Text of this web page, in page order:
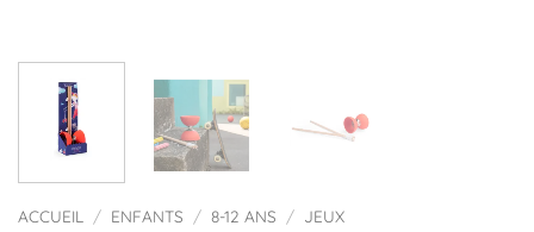
ACCUEIL / ENFANTS / 8-12 ANS / JEUX